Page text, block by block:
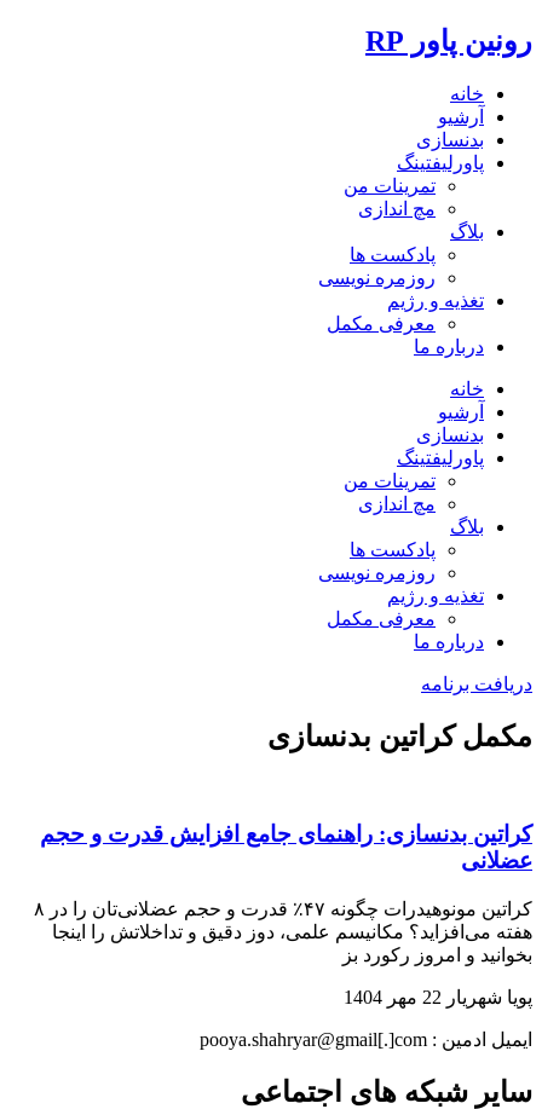
رونین پاور RP
خانه
آرشیو
بدنسازی
پاورلیفتینگ
تمرینات من
مچ اندازی
بلاگ
پادکست ها
روزمره نویسی
تغذیه و رژیم
معرفی مکمل
درباره ما
خانه
آرشیو
بدنسازی
پاورلیفتینگ
تمرینات من
مچ اندازی
بلاگ
پادکست ها
روزمره نویسی
تغذیه و رژیم
معرفی مکمل
درباره ما
دریافت برنامه
مکمل کراتین بدنسازی
کراتین بدنسازی: راهنمای جامع افزایش قدرت و حجم
عضلانی
کراتین مونوهیدرات چگونه ۴۷٪ قدرت و حجم عضلانی‌تان را در ۸
هفته می‌افزاید؟ مکانیسم علمی، دوز دقیق و تداخلاتش را اینجا
بخوانید و امروز رکورد بز
پویا شهریار 22 مهر 1404
ایمیل ادمین : pooya.shahryar@gmail[.]com
سایر شبکه های اجتماعی